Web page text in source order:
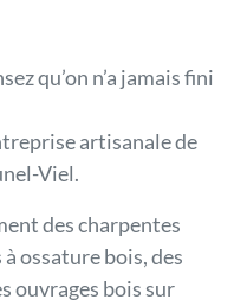
qu’on n’a jamais fini
artisanale de
Viel.
des charpentes
ossature bois, des
ouvrages bois sur